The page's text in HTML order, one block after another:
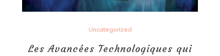
Uncategorized
Les Avancées Technologiques qui